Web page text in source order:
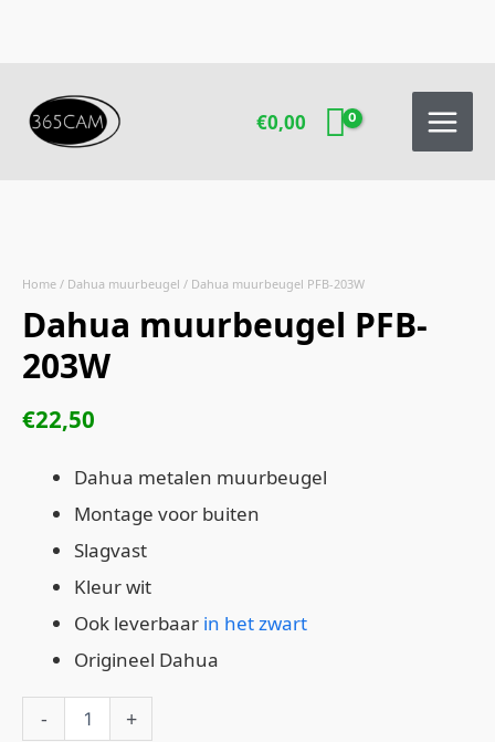
inhoud
€0,00
Home / Dahua muurbeugel / Dahua muurbeugel PFB-203W
Dahua muurbeugel PFB-
203W
€22,50
Dahua metalen muurbeugel
Montage voor buiten
Slagvast
Kleur wit
Ook leverbaar in het zwart
Origineel Dahua
-
203W
+